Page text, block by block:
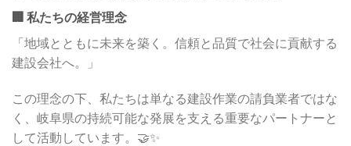
🏢 私たちの経営理念
「地域とともに未来を築く。信頼と品質で社会に貢献する
建設会社へ。」
この理念の下、私たちは単なる建設作業の請負業者ではな
く、岐阜県の持続可能な発展を支える重要なパートナーと
して活動しています。🤝✨